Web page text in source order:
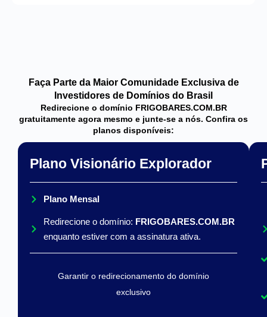
Faça Parte da Maior Comunidade Exclusiva de
Investidores de Domínios do Brasil
Redirecione o domínio FRIGOBARES.COM.BR
gratuitamente agora mesmo e junte-se a nós. Confira os
planos disponíveis:
Plano Visionário Explorador
Plano Mensal
Redirecione o domínio: FRIGOBARES.COM.BR
enquanto estiver com a assinatura ativa.
Garantir o redirecionamento do domínio
exclusivo